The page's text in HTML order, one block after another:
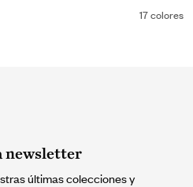
17 colores
newsletter
últimas colecciones y